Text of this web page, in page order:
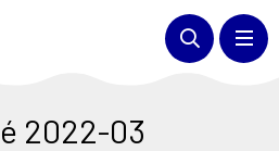
2022-03